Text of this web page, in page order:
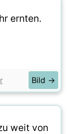
ernten.
Bild →
weit von